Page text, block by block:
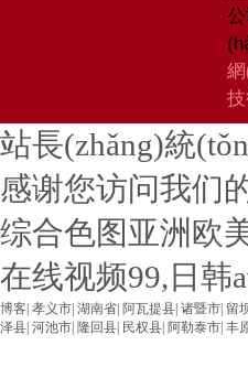
公
技
站長(zhǎng)統
感谢您访问我们
综合色图亚洲欧
在线视频99,日韩
博客 孝义市 湖南省 阿瓦提县 诸暨市 留
泽县 河池市 隆回县 民权县 阿勒泰市 丰